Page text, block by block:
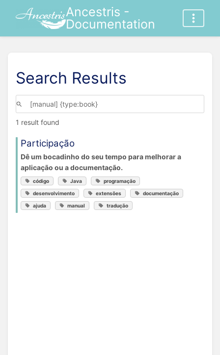
Ancestris -
Documentation
Search Results
1 result found
Participação
Dê um bocadinho do seu tempo para melhorar a
aplicação ou a documentação.
código Java programação
desenvolvimento extensões documentação
ajuda manual tradução